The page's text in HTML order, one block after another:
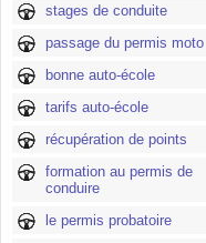
stages de conduite
passage du permis moto
bonne auto-école
tarifs auto-école
récupération de points
formation au permis de
conduire
le permis probatoire